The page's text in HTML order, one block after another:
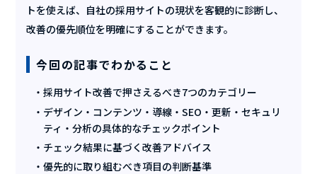
トを使えば、自社の採用サイトの現状を客観的に診断し、
改善の優先順位を明確にすることができます。
今回の記事でわかること
採用サイト改善で押さえるべき7つのカテゴリー
デザイン・コンテンツ・導線・SEO・更新・セキュリ
ティ・分析の具体的なチェックポイント
チェック結果に基づく改善アドバイス
優先的に取り組むべき項目の判断基準